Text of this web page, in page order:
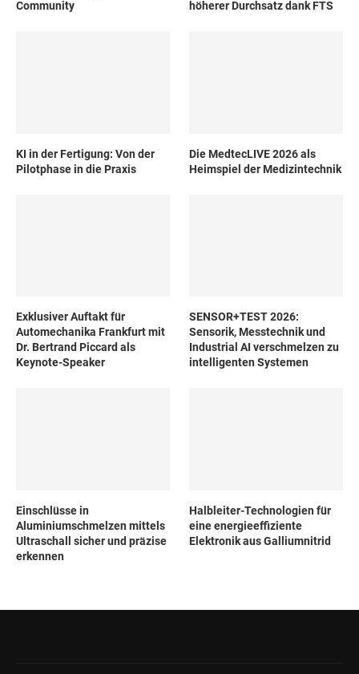
Community
höherer Durchsatz dank FTS
KI in der Fertigung: Von der
Pilotphase in die Praxis
Die MedtecLIVE 2026 als
Heimspiel der Medizintechnik
Exklusiver Auftakt für
Automechanika Frankfurt mit
Dr. Bertrand Piccard als
Keynote-Speaker
SENSOR+TEST 2026:
Sensorik, Messtechnik und
Industrial AI verschmelzen zu
intelligenten Systemen
Einschlüsse in
Aluminiumschmelzen mittels
Ultraschall sicher und präzise
erkennen
Halbleiter-Technologien für
eine energieeffiziente
Elektronik aus Galliumnitrid